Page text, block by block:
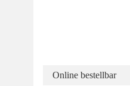
Online bestellbar